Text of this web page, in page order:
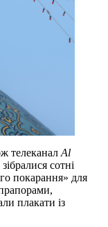
телеканал Al
сотні
покарання» для
плакати із